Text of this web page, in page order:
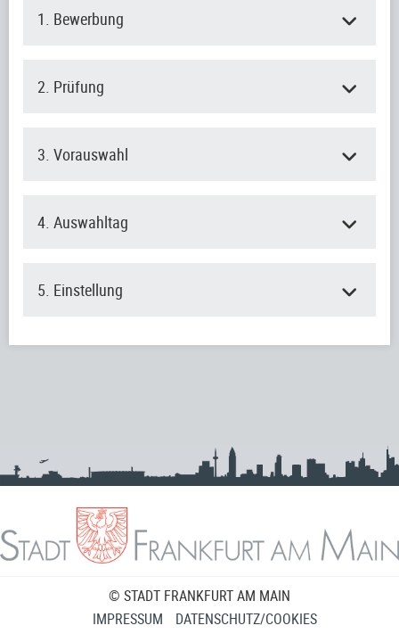
1. Bewerbung
2. Prüfung
3. Vorauswahl
4. Auswahltag
5. Einstellung
© STADT FRANKFURT AM MAIN
IMPRESSUM
DATENSCHUTZ/COOKIES